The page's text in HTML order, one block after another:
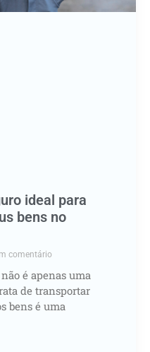
ideal para
bens no
comentário
é apenas uma
de transportar
bens é uma